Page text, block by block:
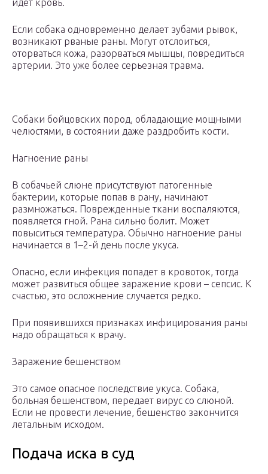
идет кровь.
Если собака одновременно делает зубами рывок,
возникают рваные раны. Могут отслоиться,
оторваться кожа, разорваться мышцы, повредиться
артерии. Это уже более серьезная травма.
Собаки бойцовских пород, обладающие мощными
челюстями, в состоянии даже раздробить кости.
Нагноение раны
В собачьей слюне присутствуют патогенные
бактерии, которые попав в рану, начинают
размножаться. Поврежденные ткани воспаляются,
появляется гной. Рана сильно болит. Может
повыситься температура. Обычно нагноение раны
начинается в 1–2-й день после укуса.
Опасно, если инфекция попадет в кровоток, тогда
может развиться общее заражение крови – сепсис. К
счастью, это осложнение случается редко.
При появившихся признаках инфицирования раны
надо обращаться к врачу.
Заражение бешенством
Это самое опасное последствие укуса. Собака,
больная бешенством, передает вирус со слюной.
Если не провести лечение, бешенство закончится
летальным исходом.
Подача иска в суд